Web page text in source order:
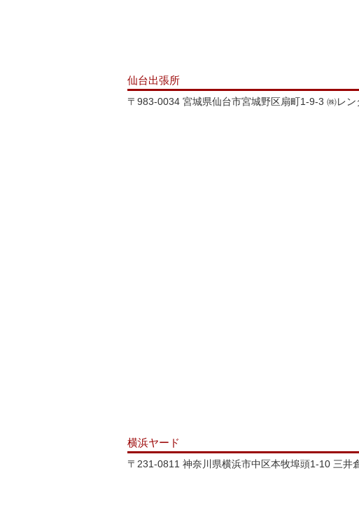
仙台出張所
〒983-0034 宮城県仙台市宮城野区扇町1-9-3 ㈱レ
横浜ヤード
〒231-0811 神奈川県横浜市中区本牧埠頭1-10 三井